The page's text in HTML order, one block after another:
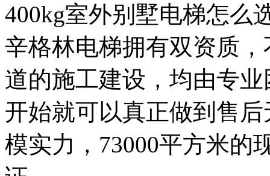
400kg室外别墅电梯怎么
辛格林电梯拥有双资质
道的施工建设，均由专
开始就可以真正做到售
模实力，73000平方米的